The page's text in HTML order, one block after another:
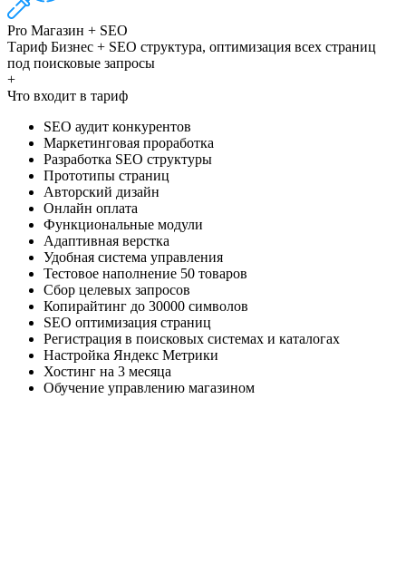
Pro Магазин + SEO
Тариф Бизнес + SEO структура, оптимизация всех страниц
под поисковые запросы
+
Что входит в тариф
SEO аудит конкурентов
Маркетинговая проработка
Разработка SEO структуры
Прототипы страниц
Авторский дизайн
Онлайн оплата
Функциональные модули
Адаптивная верстка
Удобная система управления
Тестовое наполнение 50 товаров
Сбор целевых запросов
Копирайтинг до 30000 символов
SEO оптимизация страниц
Регистрация в поисковых системах и каталогах
Настройка Яндекс Метрики
Хостинг на 3 месяца
Обучение управлению магазином